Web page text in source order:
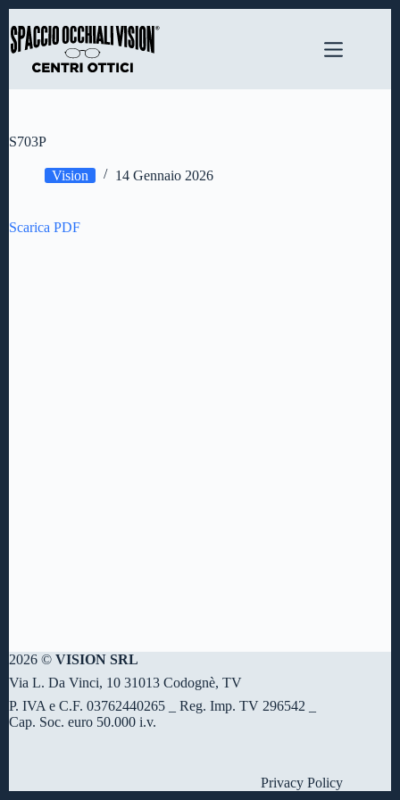
al
contenuto
S703P
Vision 14 Gennaio 2026
Scarica PDF
2026 © VISION SRL
Via L. Da Vinci, 10 31013 Codognè, TV
P. IVA e C.F. 03762440265 _ Reg. Imp. TV 296542 _
Cap. Soc. euro 50.000 i.v.
Privacy Policy